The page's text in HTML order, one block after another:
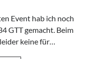
Event hab ich noch
GTT gemacht. Beim
keine für…